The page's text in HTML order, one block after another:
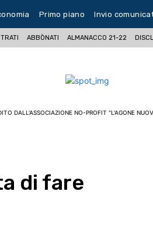
Primo piano Invio
ABBÒNATI ALMANACCO 21-22
DALL'ASSOCIAZIONE NO-PROFIT "L'AGONE
di fare